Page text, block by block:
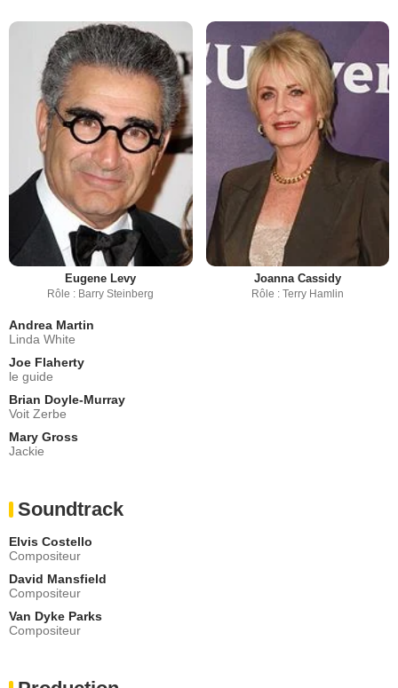
Eugene Levy
Rôle : Barry Steinberg
Joanna Cassidy
Rôle : Terry Hamlin
Andrea Martin
Linda White
Joe Flaherty
le guide
Brian Doyle-Murray
Voit Zerbe
Mary Gross
Jackie
Soundtrack
Elvis Costello
Compositeur
David Mansfield
Compositeur
Van Dyke Parks
Compositeur